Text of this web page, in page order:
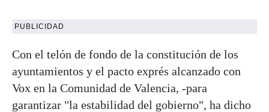
PUBLICIDAD
Con el telón de fondo de la constitución de los
ayuntamientos y el pacto exprés alcanzado con
Vox en la Comunidad de Valencia, -para
garantizar "la estabilidad del gobierno", ha dicho